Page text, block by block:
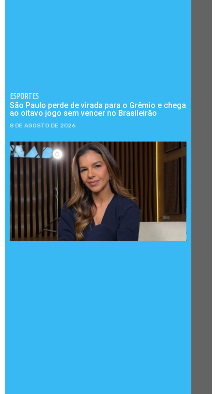
ESPORTES
São Paulo perde de virada para o Grêmio e chega
ao oitavo jogo sem vencer no Brasileirão
8 DE AGOSTO DE 2026